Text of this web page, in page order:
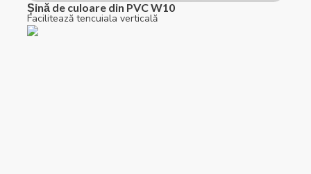
Șină de culoare din PVC W10
Facilitează tencuiala verticală